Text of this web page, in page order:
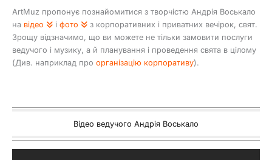
ArtMuz пропонує познайомитися з творчістю Андрія Воськало
на відео і фото
з корпоративних і приватних вечірок, свят.
Зрощу відзначимо, що ви можете не тільки замовити послуги
ведучого і музику, а й планування і проведення свята в цілому
(Див. наприклад про організацію корпоративу).
Відео ведучого Андрія Воськало